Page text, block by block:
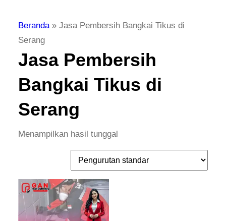
Beranda» Jasa Pembersih Bangkai Tikus di
Serang
Jasa Pembersih
Bangkai Tikus di
Serang
Menampilkan hasil tunggal